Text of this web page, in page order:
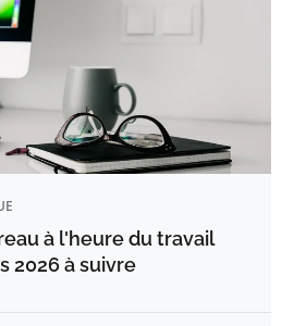
à l'heure du travail
2026 à suivre